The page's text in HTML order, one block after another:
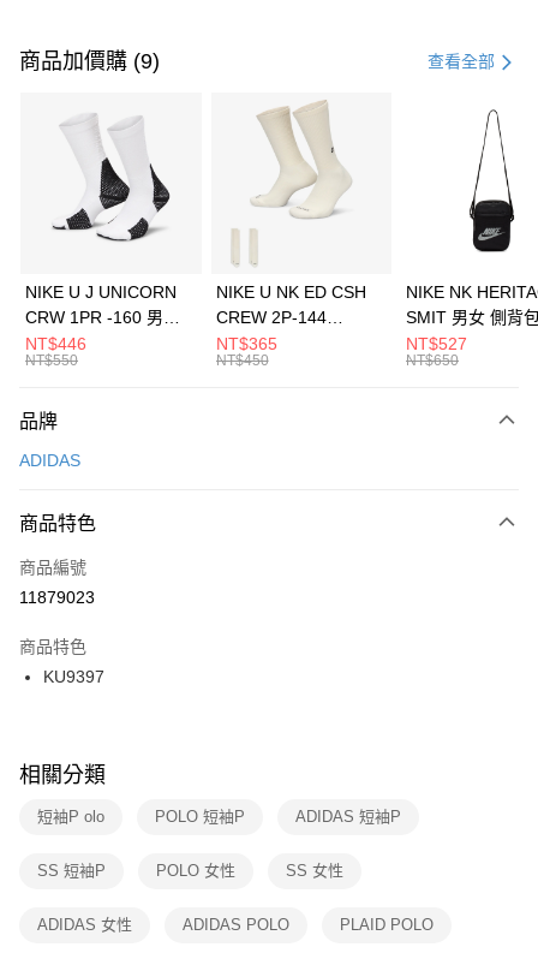
信用卡一次付款
3 期 0 利率 每期 21家銀行
合作金庫商業銀行
第一商業銀行
華南商業銀行
彰化商業銀行
上海商業儲蓄銀行
元大商業銀行
台灣樂天信用卡公司
Apple Pay
全盈+PAY
AFTEE先享後付
【關於「AFTEE先享後付」】
便利好安心！
３．安心：先確認商品／服務後，再付款。
【「AFTEE先享後付」結帳流程】
１．於結帳方式選擇「AFTEE先享後付」後，將跳轉至「AFTEE先享後付」
２．訂單成立數日內，您將收到繳費通知簡訊。
３．收到繳費通知簡訊後14天內，點擊此簡訊中的連結，可透過四大超商／
ATM／網路銀行／等多元方式進行付款，方視為交易完成。
※ 交易是否成功請以「AFTEE先享後付 」之結帳頁面顯示為準，若有關於
是否繳費成功／繳費後需取消欲退款等相關疑問，請聯繫「AFTEE先享後付
客戶支援中心」
https://netprotections.freshdesk.com/support/home
１．透過由恩沛科技股份有限公司提供之「AFTEE先享後付」服務完成之交
權轉讓予恩沛科技股份有限公司。
運送方式
每筆NT$100，滿NT$1,500(含以上)免運費
宅配
每筆NT$100，滿NT$1,500(含以上)免運費
付款後門市自取
每筆NT$100，滿NT$1,500(含以上)免運費
商品加價購 (9) 查看全部
NIKE U J UNICORN
CRW 1PR -160 男女
中統襪 FZ3393100
NT$446
NT$550
NIKE U NK ED CSH
CREW 2P-144
EMBRDY 男女 短統襪
FZ3073133
NT$365
NT$450
NIKE NK
SMIT 男女 側背
BA5871010
NT$527
NT$650
品牌
ADIDAS
商品特色
商品編號
11879023
商品特色
KU9397
相關分類
短袖P olo POLO 短袖P ADIDAS 短袖P
SS 短袖P POLO 女性 SS 女性
ADIDAS 女性 ADIDAS POLO PLAID POLO